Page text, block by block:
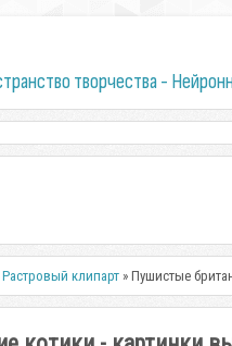
творчества -
Растровый клипарт » Пушистые